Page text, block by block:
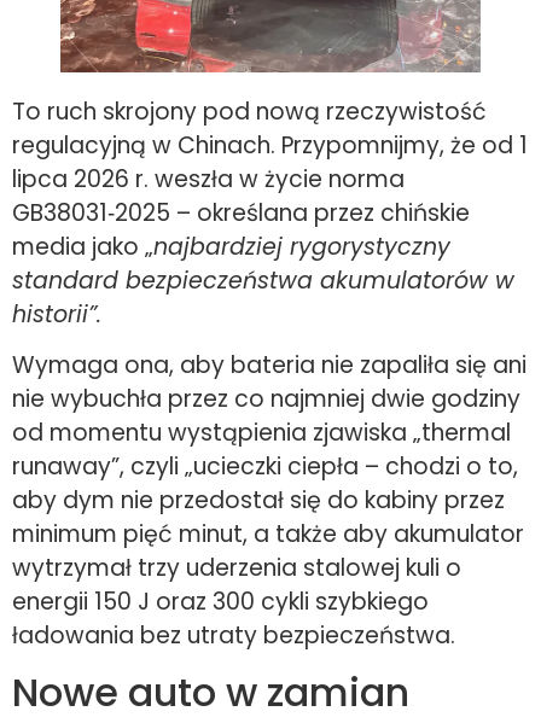
To ruch skrojony pod nową rzeczywistość
regulacyjną w Chinach. Przypomnijmy, że od 1
lipca 2026 r. weszła w życie norma
GB38031‑2025 – określana przez chińskie
media jako „najbardziej rygorystyczny
standard bezpieczeństwa akumulatorów w
historii”.
Wymaga ona, aby bateria nie zapaliła się ani
nie wybuchła przez co najmniej dwie godziny
od momentu wystąpienia zjawiska „thermal
runaway”, czyli „ucieczki ciepła – chodzi o to,
aby dym nie przedostał się do kabiny przez
minimum pięć minut, a także aby akumulator
wytrzymał trzy uderzenia stalowej kuli o
energii 150 J oraz 300 cykli szybkiego
ładowania bez utraty bezpieczeństwa.
Nowe auto w zamian